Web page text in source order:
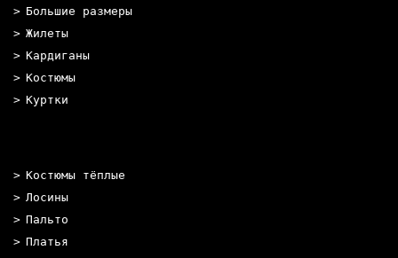
Большие размеры
Жилеты
Кардиганы
Костюмы
Куртки
Костюмы тёплые
Лосины
Пальто
Платья